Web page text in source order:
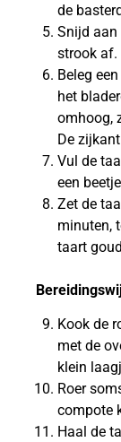
de
Snijd aan
strook af.
Beleg
het
omhoog,
De
Vul de
een
Zet de
minuten,
taart
Kook de
met de
klein
Roer
compote
Haal de